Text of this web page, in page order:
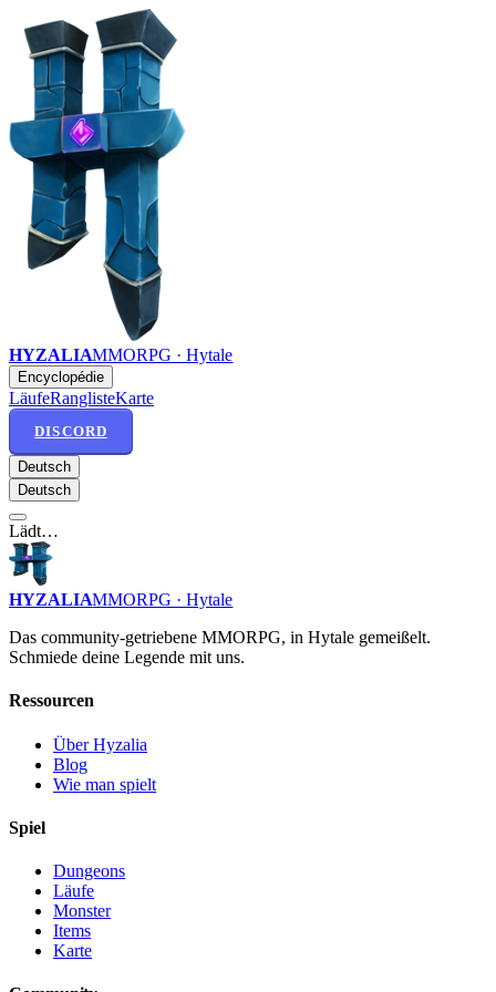
HYZALIAMMORPG · Hytale
Encyclopédie
LäufeRanglisteKarte
DISCORD
Deutsch
Deutsch
Lädt…
HYZALIAMMORPG · Hytale
Das community-getriebene MMORPG, in Hytale gemeißelt.
Schmiede deine Legende mit uns.
Ressourcen
Über Hyzalia
Blog
Wie man spielt
Spiel
Dungeons
Läufe
Monster
Items
Karte